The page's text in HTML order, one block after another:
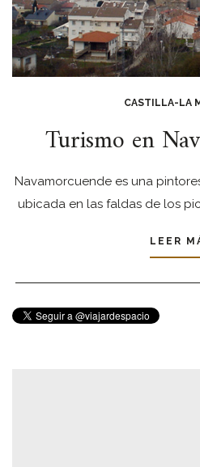
CASTILLA-LA
Turismo en
Navamorcuende es una
ubicada en las faldas de los
LEER